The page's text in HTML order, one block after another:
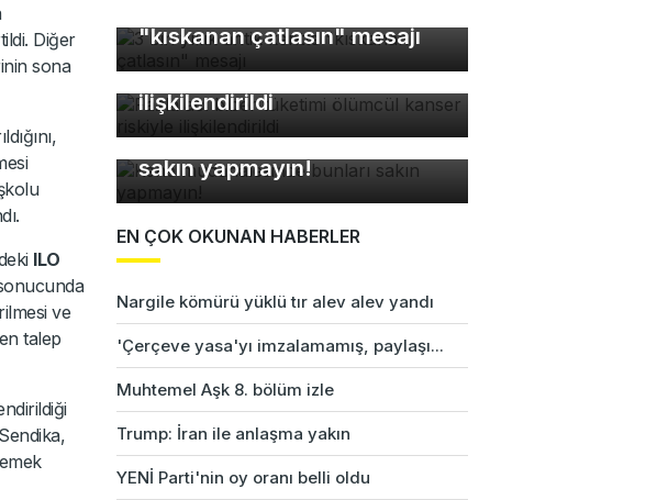
Diğer
sona
ILO
ve
talep
"kıskanan çatlasın" mesajı
Fazla acı biber tüketimi
ölümcül kanser riskiyle
ilişkilendirildi
Kene müdahalesinde bunları
sakın yapmayın!
EN ÇOK OKUNAN HABERLER
Nargile kömürü yüklü tır alev alev yandı
'Çerçeve yasa'yı imzalamamış, paylaşı...
Muhtemel Aşk 8. bölüm izle
Trump: İran ile anlaşma yakın
YENİ Parti'nin oy oranı belli oldu